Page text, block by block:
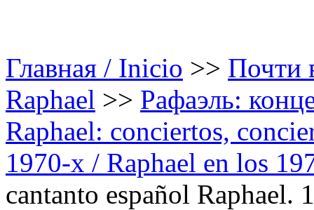
Главная / Inicio >> Почти
Raphael >> Рафаэль:
Raphael: conciertos,
1970-х / Raphael en los
cantanto español Raphael.